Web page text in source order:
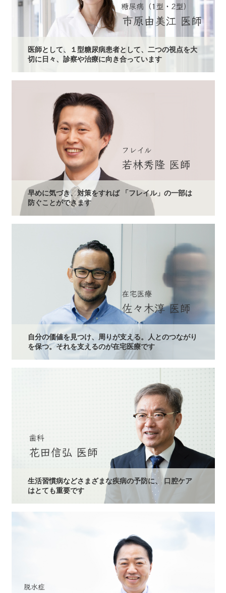
医師として、１型糖尿病患者として、二つの視点を大
切に日々、診察や治療に向き合っています
早めに気づき、対策をすれば 「フレイル」の一部は
防ぐことができます
自分の価値を見つけ、周りが支える。人とのつながり
を保つ。それを支えるのが在宅医療です
生活習慣病などさまざまな疾病の予防に、 口腔ケア
はとても重要です